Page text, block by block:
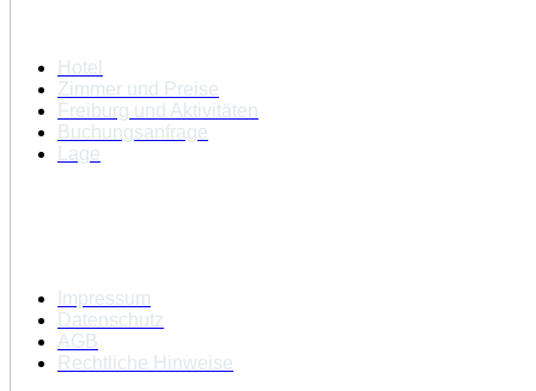
Hotel
Zimmer und Preise
Freiburg und Aktivitäten
Buchungsanfrage
Lage
Impressum
Datenschutz
AGB
Rechtliche Hinweise